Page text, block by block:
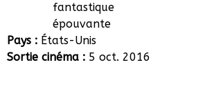
fantastique
épouvante
Pays : États-Unis
Sortie cinéma : 5 oct. 2016